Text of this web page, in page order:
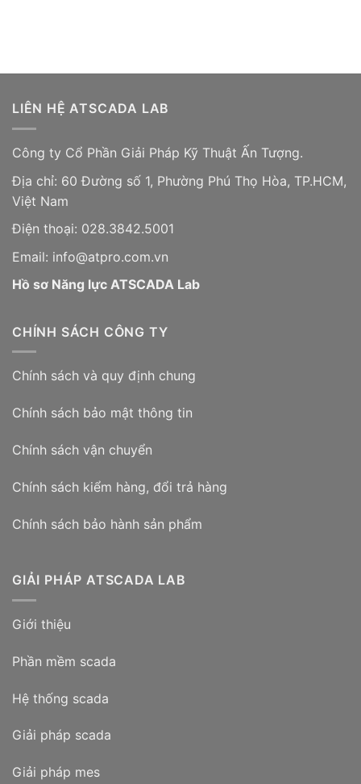
LIÊN HỆ ATSCADA LAB
Công ty Cổ Phần Giải Pháp Kỹ Thuật Ấn Tượng.
Địa chỉ: 60 Đường số 1, Phường Phú Thọ Hòa, TP.HCM,
Việt Nam
Điện thoại: 028.3842.5001
Email: info@atpro.com.vn
Hồ sơ Năng lực ATSCADA Lab
CHÍNH SÁCH CÔNG TY
Chính sách và quy định chung
Chính sách bảo mật thông tin
Chính sách vận chuyển
Chính sách kiểm hàng, đổi trả hàng
Chính sách bảo hành sản phẩm
GIẢI PHÁP ATSCADA LAB
Giới thiệu
Phần mềm scada
Hệ thống scada
Giải pháp scada
Giải pháp mes